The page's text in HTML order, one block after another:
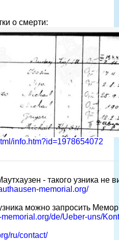
о смерти:
info.htm?id=1978654072
- такого узника не
memorial.org/
можно запросить
de/Ueber-uns/
ru/contact/